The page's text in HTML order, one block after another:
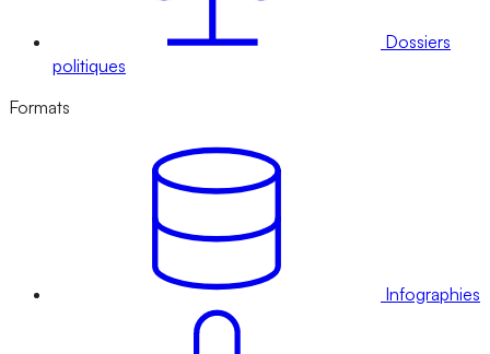
Dossiers
politiques
Formats
Infographies